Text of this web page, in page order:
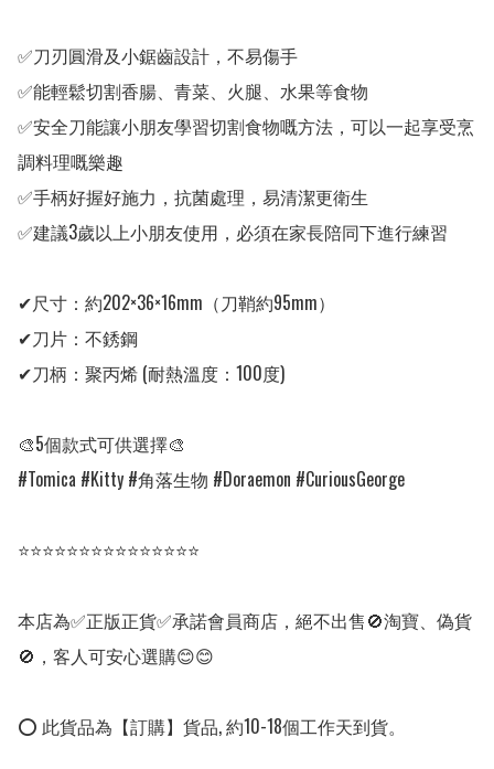
✅刀刃圓滑及小鋸齒設計，不易傷手
✅能輕鬆切割香腸、青菜、火腿、水果等食物
✅安全刀能讓小朋友學習切割食物嘅方法，可以一起享受烹
調料理嘅樂趣
✅手柄好握好施力，抗菌處理，易清潔更衛生
✅建議3歲以上小朋友使用，必須在家長陪同下進行練習
✔尺寸：約202×36×16mm（刀鞘約95mm）
✔刀片：不銹鋼
✔刀柄：聚丙烯 (耐熱溫度：100度)
🎨5個款式可供選擇🎨
#Tomica #Kitty #角落生物 #Doraemon #CuriousGeorge
⭐⭐⭐⭐⭐⭐⭐⭐⭐⭐⭐⭐⭐⭐⭐
本店為✅正版正貨✅承諾會員商店，絕不出售🚫淘寶、偽貨
🚫，客人可安心選購😊😊
⭕ 此貨品為【訂購】貨品, 約10-18個工作天到貨。